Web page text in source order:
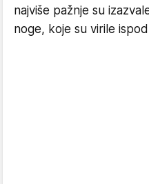
najviše pažnje su
noge, koje su virile